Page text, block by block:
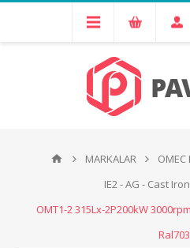
MARKALAR
IE2 - AG - Cast
OMT1-2 315Lx-2P200kW